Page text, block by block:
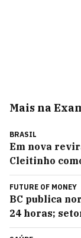
Mais na
BRASIL
Em nova
Cleitinho
FUTURE OF MONEY
BC publica
24 horas;